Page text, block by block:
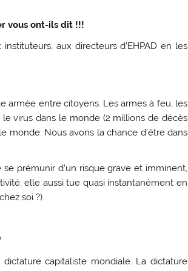
vous ont-ils dit !!!
aux directeurs d’EHPAD en les
armée entre citoyens. Les armes à feu, les
virus dans le monde (2 millions de décès
monde. Nous avons la chance d’être dans
prémunir d’un risque grave et imminent,
elle aussi tue quasi instantanément en
soi ?).
capitaliste mondiale. La dictature